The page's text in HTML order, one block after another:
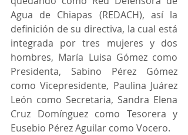
Agua de Chiapas (REDACH), así la
definición de su directiva, la cual está
integrada por tres mujeres y dos
hombres, María Luisa Gómez como
Presidenta, Sabino Pérez Gómez
como Vicepresidente, Paulina Juárez
León como Secretaria, Sandra Elena
Cruz Domínguez como Tesorera y
Eusebio Pérez Aguilar como Vocero.